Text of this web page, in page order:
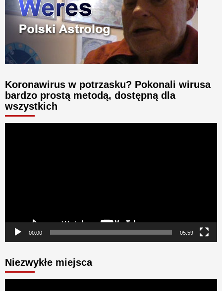
Koronawirus w potrzasku? Pokonali wirusa
bardzo prostą metodą, dostępną dla
wszystkich
00:00 05:59
Niezwykłe miejsca